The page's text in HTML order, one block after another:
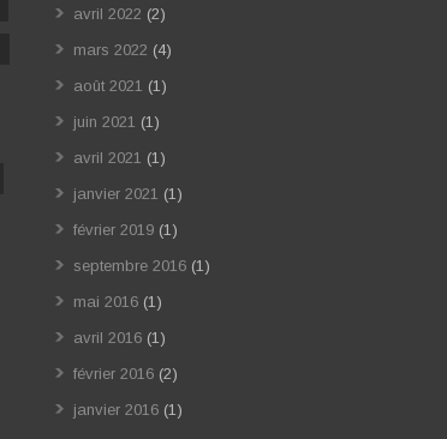
avril 2022 (2)
mars 2022 (4)
août 2021 (1)
juin 2021 (1)
avril 2021 (1)
janvier 2021 (1)
février 2019(1)
septembre 2016(1)
mai 2016(1)
avril 2016(1)
février 2016(2)
janvier 2016(1)